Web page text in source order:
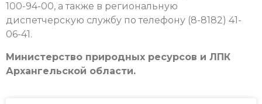
100-94-00, а также в региональную
диспетчерскую службу по телефону (8-8182) 41-
06-41.
Министерство природных ресурсов и ЛПК
Архангельской области.